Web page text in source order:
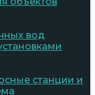
вод
станции и